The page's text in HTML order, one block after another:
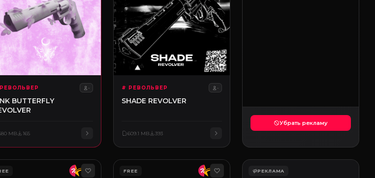
-
BUTTERFLY
MB 165
# РЕВОЛЬВЕР -
SHADE REVOLVER
609.1 MB 393
Убрать рекламу
FREE РЕКЛАМА